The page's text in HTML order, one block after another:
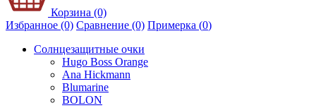
Корзина (0)
Избранное (0) Сравнение (0) Примерка (0)
Солнцезащитные очки
Hugo Boss Orange
Ana Hickmann
Blumarine
BOLON